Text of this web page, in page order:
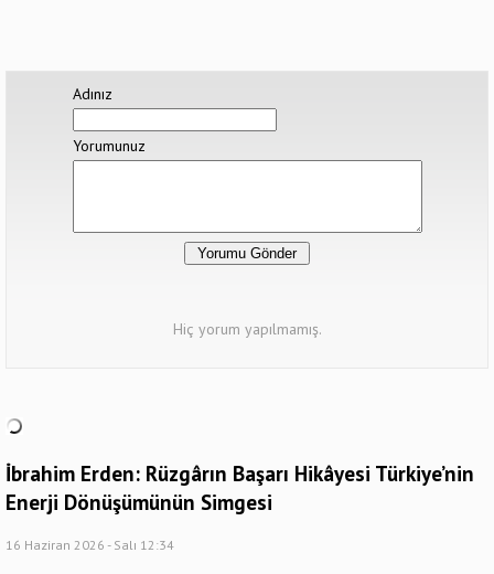
Adınız
Yorumunuz
Hiç yorum yapılmamış.
İbrahim Erden: Rüzgârın Başarı Hikâyesi Türkiye’nin
Enerji Dönüşümünün Simgesi
16 Haziran 2026 - Salı 12:34